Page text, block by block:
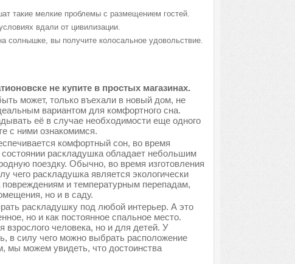
такие мелкие проблемы с размещением гостей.
вдали от цивилизации.
солнышке, вы получите колосальное удовольствие.
не купите в простых магазинах.
может, только въехали в новый дом, не
вариантом для комфортного сна.
её в случае необходимости еще одного
с ними ознакомимся.
комфортный сон, во время
раскладушка обладает небольшим
поездку. Обычно, во время изготовления
чего раскладушка является экологически
повреждениям и температурным перепадам,
но и в саду.
раскладушку под любой интерьер. А это
но и как постоянное спальное место.
человека, но и для детей. У
в силу чего можно выбрать расположение
мы можем увидеть, что достоинства